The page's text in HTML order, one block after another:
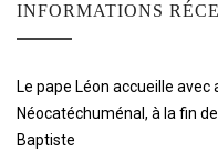
INFORMATIONS
Le pape Léon accueille
Néocatéchuménal, à la fin
Baptiste